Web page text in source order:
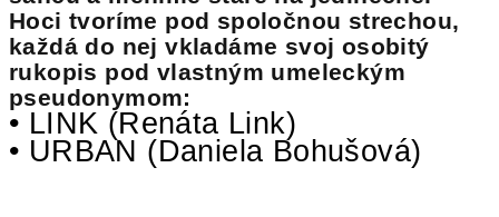
Hoci tvoríme pod spoločnou strechou,
každá do nej vkladáme svoj osobitý
rukopis pod vlastným umeleckým
pseudonymom:
• LINK (Renáta Link)
• URBAN (Daniela Bohušová)